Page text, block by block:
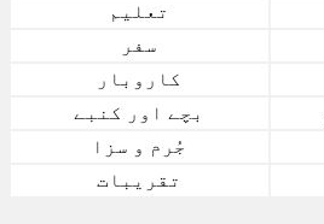
تعلیم
سفر
کاروبار
بچے اور کنبے
جُرم و سزا
تقریبات